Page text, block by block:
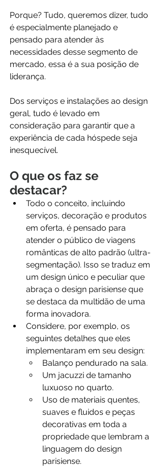
Porque? Tudo, queremos dizer, tudo
é especialmente planejado e
pensado para atender às
necessidades desse segmento de
mercado, essa é a sua posição de
liderança.
Dos serviços e instalações ao design
geral, tudo é levado em
consideração para garantir que a
experiência de cada hóspede seja
inesquecível.
O que os faz se
destacar?
Todo o conceito, incluindo
serviços, decoração e produtos
em oferta, é pensado para
atender o público de viagens
românticas de alto padrão (ultra-
segmentação). Isso se traduz em
um design único e peculiar que
abraça o design parisiense que
se destaca da multidão de uma
forma inovadora.
Considere, por exemplo, os
seguintes detalhes que eles
implementaram em seu design:
Balanço pendurado na sala.
Um jacuzzi de tamanho
luxuoso no quarto.
Uso de materiais quentes,
suaves e fluidos e peças
decorativas em toda a
propriedade que lembram a
linguagem do design
parisiense.